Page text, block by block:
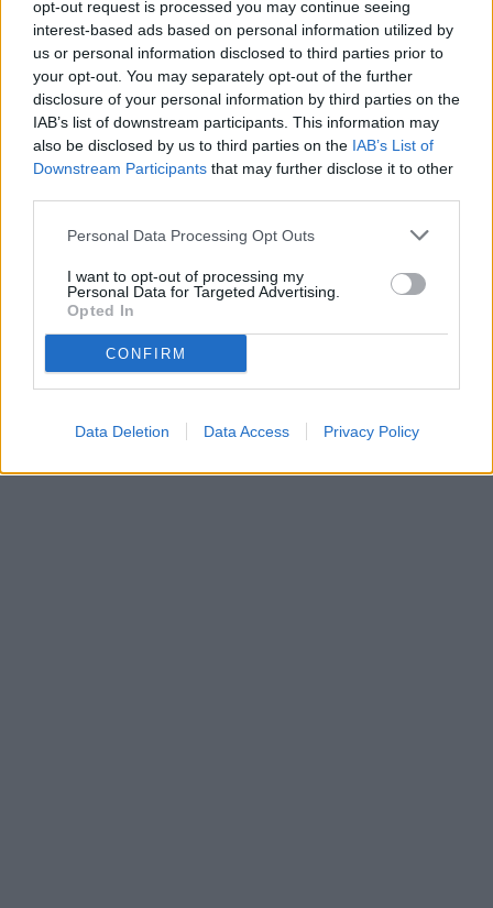
opt-out request is processed you may continue seeing
interest-based ads based on personal information utilized by
us or personal information disclosed to third parties prior to
your opt-out. You may separately opt-out of the further
disclosure of your personal information by third parties on the
IAB’s list of downstream participants. This information may
also be disclosed by us to third parties on the IAB’s List of
Downstream Participants that may further disclose it to other
Personal Data Processing Opt Outs
I want to opt-out of processing my
Personal Data for Targeted Advertising.
Opted In
CONFIRM
Data Deletion Data Access Privacy Policy